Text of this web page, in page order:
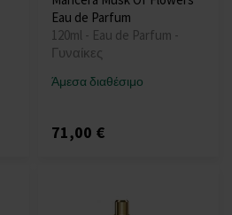
Eau de Parfum
120ml - Eau de Parfum -
Γυναίκες
Άμεσα διαθέσιμο
71,00 €